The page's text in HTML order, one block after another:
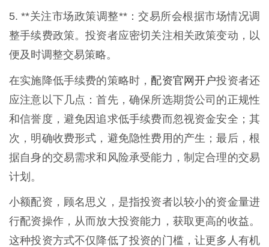
5. **关注市场政策调整**：交易所会根据市场情况调
整手续费政策。投资者应密切关注相关政策变动，以
便及时调整交易策略。
在实施降低手续费的策略时，配资官网开户投资者还
应注意以下几点：首先，确保所选期货公司的正规性
和信誉度，避免因追求低手续费而忽视资金安全；其
次，明确收费形式，避免隐性费用的产生；最后，根
据自身的交易需求和风险承受能力，制定合理的交易
计划。
小额配资，顾名思义，是指投资者以较小的资金量进
行配资操作，从而放大投资能力，获取更高的收益。
这种投资方式不仅降低了投资的门槛，让更多人有机